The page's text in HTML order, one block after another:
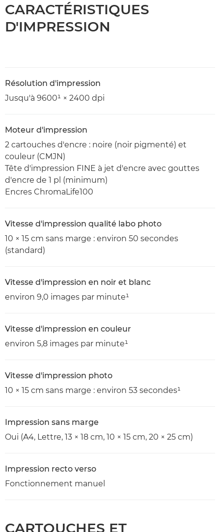
CARACTÉRISTIQUES
D'IMPRESSION
Résolution d'impression
Jusqu'à 9600¹ × 2400 dpi
Moteur d'impression
2 cartouches d'encre : noire (noir pigmenté) et
couleur (CMJN)
Tête d'impression FINE à jet d'encre avec gouttes
d'encre de 1 pl (minimum)
Encres ChromaLife100
Vitesse d'impression qualité labo photo
10 × 15 cm sans marge : environ 50 secondes
(standard)
Vitesse d'impression en noir et blanc
environ 9,0 images par minute¹
Vitesse d'impression en couleur
environ 5,8 images par minute¹
Vitesse d'impression photo
10 × 15 cm sans marge : environ 53 secondes¹
Impression sans marge
Oui (A4, Lettre, 13 × 18 cm, 10 × 15 cm, 20 × 25 cm)
Impression recto verso
Fonctionnement manuel
CARTOUCHES ET